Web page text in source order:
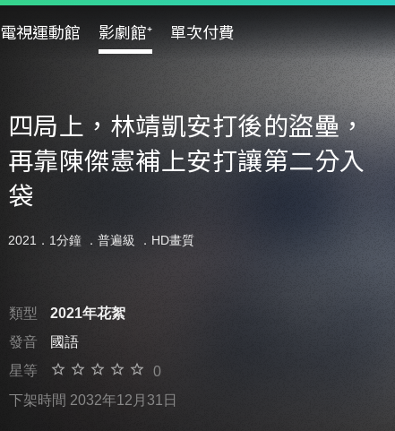
電視運動館 影劇館⁺ 單次付費
四局上，林靖凱安打後的盜壘，
再靠陳傑憲補上安打讓第二分入
袋
2021．1分鐘 ． 普遍級 ．HD畫質
類型
2021年花絮
發音
國語
星等
0
下架時間 2032年12月31日